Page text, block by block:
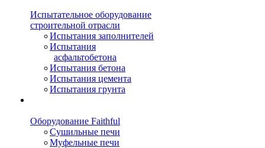
Испытательное оборудование
строительной отрасли
Испытания заполнителей
Испытания
асфальтобетона
Испытания бетона
Испытания цемента
Испытания грунта
Оборудование Faithful
Сушильные печи
Муфельные печи